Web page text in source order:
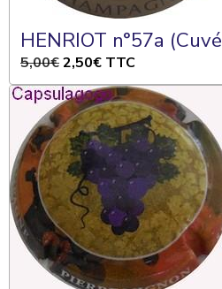
HENRIOT
5,00€2,50€ TTC